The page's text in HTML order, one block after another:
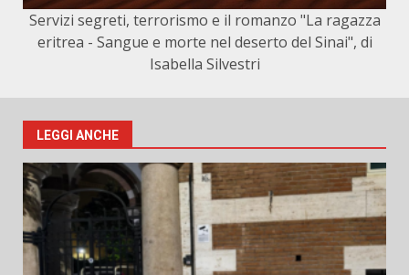
Servizi segreti, terrorismo e il romanzo "La ragazza
eritrea - Sangue e morte nel deserto del Sinai", di
Isabella Silvestri
LEGGI ANCHE